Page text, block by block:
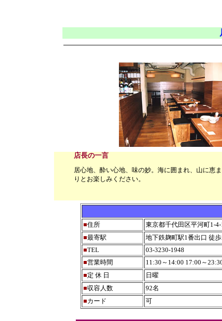
店長の一言
居心地、酔い心地、味の妙。海に囲まれ、山に恵
りとお楽しみください。
■住所
東京都千代田区平河町1-
■最寄駅
地下鉄麹町駅1番出口 徒
■TEL
03-3230-1948
■営業時間
11:30～14:00 17:00～
■定 休 日
日曜
■収容人数
92名
■カード 可